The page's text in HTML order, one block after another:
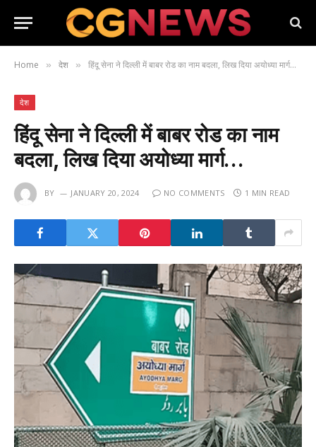
Home » देश » हिंदू सेना ने दिल्ली में बाबर रोड का नाम बदला, लिख दिया अयोध्या मार्ग…
देश
हिंदू सेना ने दिल्ली में बाबर रोड का नाम
बदला, लिख दिया अयोध्या मार्ग…
BY JANUARY 20, 2024 NO COMMENTS 1 MIN READ